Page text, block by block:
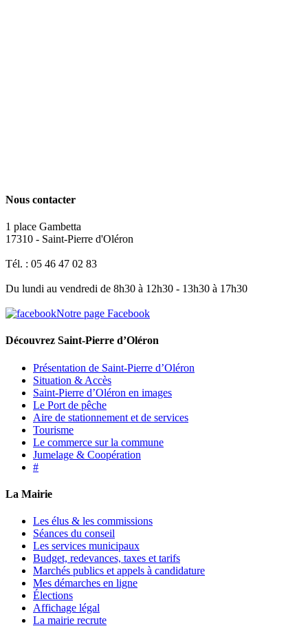
Nous contacter
1 place Gambetta
17310 - Saint-Pierre d'Oléron
Tél. : 05 46 47 02 83
Du lundi au vendredi de 8h30 à 12h30 - 13h30 à 17h30
Notre page Facebook
Découvrez Saint-Pierre d’Oléron
Présentation de Saint-Pierre d’Oléron
Situation & Accès
Saint-Pierre d’Oléron en images
Le Port de pêche
Aire de stationnement et de services
Tourisme
Le commerce sur la commune
Jumelage & Coopération
#
La Mairie
Les élus & les commissions
Séances du conseil
Les services municipaux
Budget, redevances, taxes et tarifs
Marchés publics et appels à candidature
Mes démarches en ligne
Élections
Affichage légal
La mairie recrute